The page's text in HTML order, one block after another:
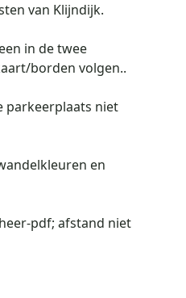
van Klijndijk.
in de twee
borden volgen..
parkeerplaats niet
en
pdf; afstand niet